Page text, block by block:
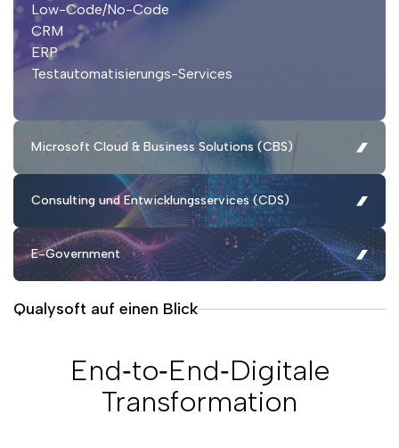
Low-Code/No-Code
CRM
ERP
Testautomatisierungs-Services
Microsoft Cloud & Business Solutions (CBS)
Leistungen
Power BI
Daten Warehouse
Moderner Arbeitsplatz
Consulting und Entwicklungsservices (CDS)
Teamverstärkung
E-Government
Leistungen
Digitale Steuerverwaltungssysteme – Effizienz,
Compliance und Stärkung der Steuerzahler
Qualysoft auf einen Blick
End‑to‑End‑Digitale
Transformation